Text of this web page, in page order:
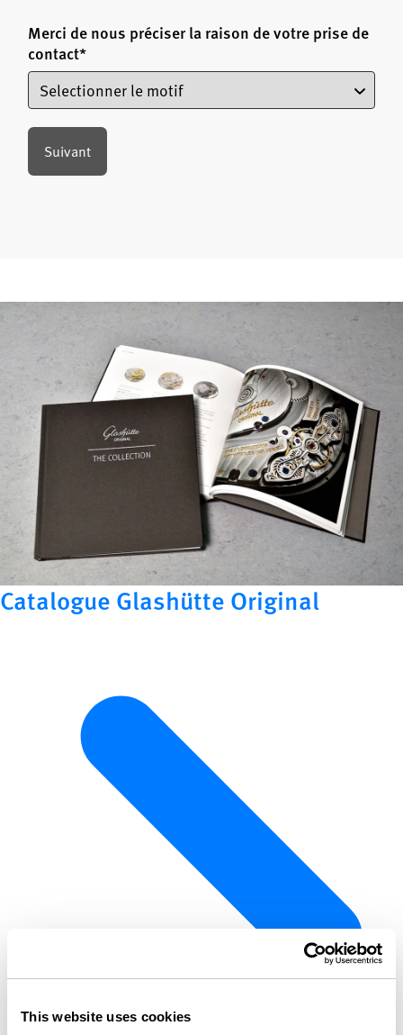
This website uses cookies
Merci de nous préciser la raison de votre prise de
contact*
Catalogue Glashütte Original